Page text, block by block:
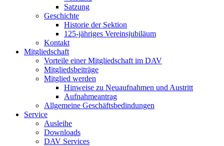
Satzung
Geschichte
Historie der Sektion
125-jähriges Vereinsjubiläum
Kontakt
Mitgliedschaft
Vorteile einer Mitgliedschaft im DAV
Mitgliedsbeiträge
Mitglied werden
Hinweise zu Neuaufnahmen und Austritt
Aufnahmeantrag
Allgemeine Geschäftsbedindungen
Service
Ausleihe
Downloads
DAV Services